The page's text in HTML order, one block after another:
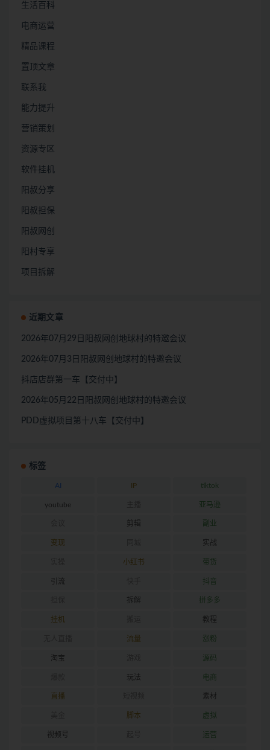
生活百科
电商运营
精品课程
置顶文章
联系我
能力提升
营销策划
资源专区
软件挂机
阳叔分享
阳叔担保
阳叔网创
阳村专享
项目拆解
近期文章
2026年07月29日阳叔网创地球村的特邀会议
2026年07月3日阳叔网创地球村的特邀会议
抖店店群第一车【交付中】
2026年05月22日阳叔网创地球村的特邀会议
PDD虚拟项目第十八车【交付中】
标签
AI IP tiktok
youtube 亚马逊
剪辑 副业
变现 实战
小红书 带货
引流 抖音
拆解 拼多多
挂机 教程
流量 涨粉
淘宝 源码
玩法 电商
直播 素材
脚本 虚拟
视频号 运营